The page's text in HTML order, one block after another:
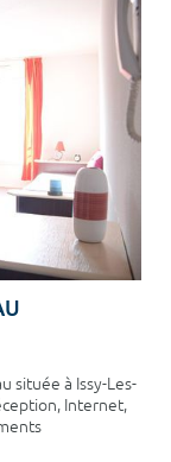
située à Issy-Les-
Internet,